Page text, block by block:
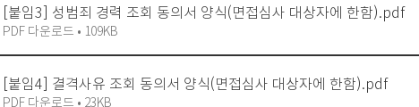
[붙임3] 성범죄 경력 조회 동의서 양식(면접심사 대상자에 한함).pdf
PDF 다운로드 • 109KB
[붙임4] 결격사유 조회 동의서 양식(면접심사 대상자에 한함).pdf
PDF 다운로드 • 23KB